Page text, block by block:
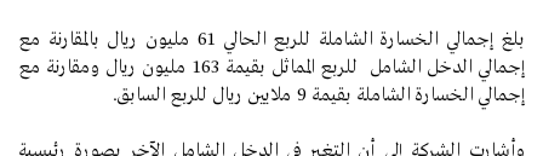
بلغ إجمالي الخسارة الشاملة للربع الحالي 61 مليون ريال بالمقارنة مع
إجمالي الدخل الشامل للربع المماثل بقيمة 163 مليون ريال ومقارنة مع
إجمالي الخسارة الشاملة بقيمة 9 ملايين ريال للربع السابق.